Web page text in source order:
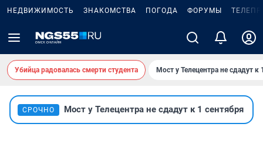
НЕДВИЖИМОСТЬ ЗНАКОМСТВА ПОГОДА ФОРУМЫ
Убийца радовалась смерти студента Мост у Телецентра не сдадут к
СРОЧНО Мост у Телецентра не сдадут к 1 сентября